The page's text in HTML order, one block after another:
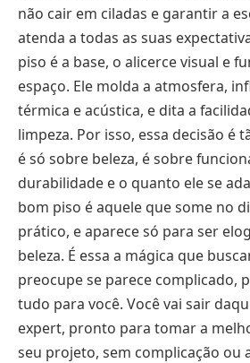
não cair em ciladas e garantir a
atenda a todas as suas
piso é a base, o alicerce visual e
espaço. Ele molda a atmosfera,
térmica e acústica, e dita a
limpeza. Por isso, essa decisão é
é só sobre beleza, é sobre
durabilidade e o quanto ele se
bom piso é aquele que some no
prático, e aparece só para ser
beleza. É essa a mágica que
preocupe se parece complicado,
tudo para você. Você vai sair
expert, pronto para tomar a
seu projeto, sem complicação ou